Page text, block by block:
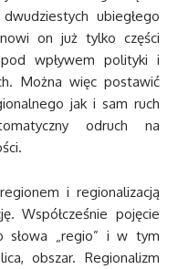
ubiegłego
on już tylko części
wpływem polityki i
Można więc postawić
jak i sam ruch
odruch na
i regionalizacją
Współcześnie pojęcie
słowa „regio” i w tym
obszar. Regionalizm